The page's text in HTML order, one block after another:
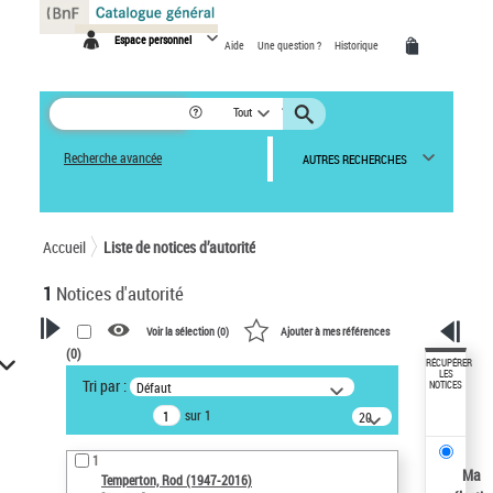
Espace personnel Aide Une question ? Historique
Tout
Recherche avancée AUTRES RECHERCHES
Accueil Liste de notices d’autorité
1 Notices d'autorité
VOTRE RECHERCHE
Recherche avancée dans les
notices d’autorité
Œuvres liées à l'auteur :
Temperton, Rod (1947-2016)
Voir la sélection (0) Ajouter à mes références
(0)
Tri par : Défaut
sur 1
20
résultats/page
1
Temperton, Rod (1947-2016)
RÉCUPÉRER
LES
NOTICES
Ma
Panneau de gestion des cookies